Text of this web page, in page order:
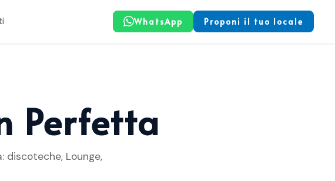
WhatsApp Proponi il tuo locale
Perfetta
discoteche, Lounge,